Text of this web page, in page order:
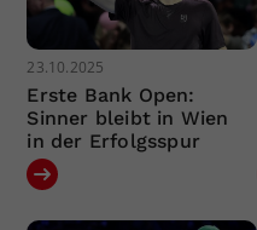
23.10.2025
Erste Bank Open:
Sinner bleibt in Wien
in der Erfolgsspur